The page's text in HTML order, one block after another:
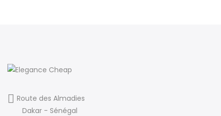
Route des Almadies
Dakar - Sénégal